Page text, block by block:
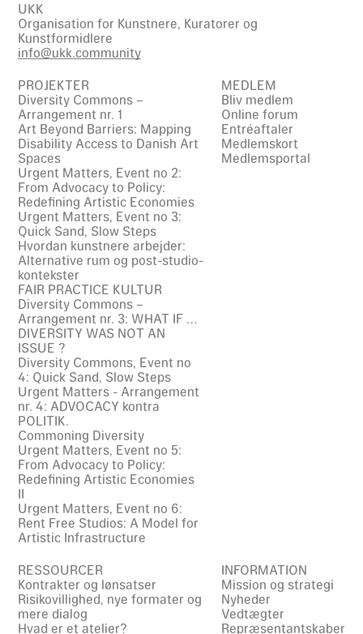
UKK
Organisation for Kunstnere, Kuratorer og
Kunstformidlere
info@ukk.community
PROJEKTER
Diversity Commons –
Arrangement nr. 1
Art Beyond Barriers: Mapping
Disability Access to Danish Art
Spaces
Urgent Matters, Event no 2:
From Advocacy to Policy:
Redefining Artistic Economies
Urgent Matters, Event no 3:
Quick Sand, Slow Steps
Hvordan kunstnere arbejder:
Alternative rum og post-studio-
kontekster
FAIR PRACTICE KULTUR
Diversity Commons –
Arrangement nr. 3: WHAT IF …
DIVERSITY WAS NOT AN
ISSUE ?
Diversity Commons, Event no
4: Quick Sand, Slow Steps
Urgent Matters - Arrangement
nr. 4: ADVOCACY kontra
POLITIK.
Commoning Diversity
Urgent Matters, Event no 5:
From Advocacy to Policy:
Redefining Artistic Economies
II
Urgent Matters, Event no 6:
Rent Free Studios: A Model for
Artistic Infrastructure
MEDLEM
Bliv medlem
Online forum
Entréaftaler
Medlemskort
Medlemsportal
RESSOURCER
Kontrakter og lønsatser
Risikovillighed, nye formater og
mere dialog
Hvad er et atelier?
INFORMATION
Mission og strategi
Nyheder
Vedtægter
Repræsentantskaber